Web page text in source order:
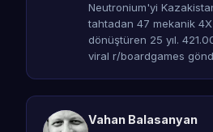
Neutronium'yi
tahtadan 47 mekanik
dönüştüren 25 yıl.
viral r/boardgames
Vahan Balasanyan